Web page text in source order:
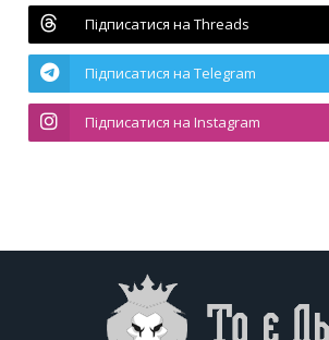
Підписатися на Threads
Підписатися на Telegram
Підписатися на Instagram